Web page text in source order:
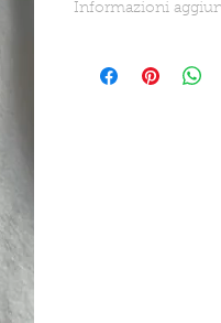
Informazioni